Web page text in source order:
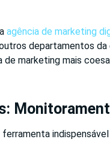
agência de marketing
departamentos
de marketing mais